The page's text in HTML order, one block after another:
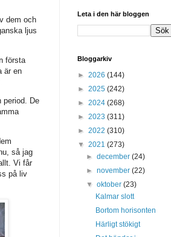
dem och
ljus
första
är en
period. De
så jag
Vi får
på liv
Leta i den här bloggen
Bloggarkiv
► 2026 (144)
► 2025 (242)
► 2024 (268)
► 2023 (311)
► 2022 (310)
▼ 2021 (273)
►december(24)
►november(22)
▼oktober(23)
Kalmar slott
Bortom horisonten
Härligt stökigt